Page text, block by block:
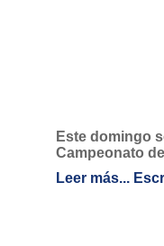
Este domingo
Campeonato
Leer más...